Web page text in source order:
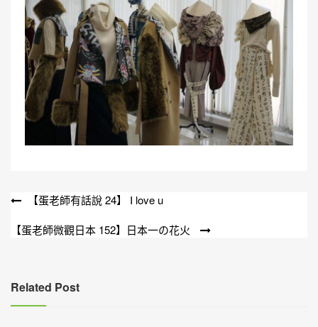
文
章
【蛋老師有話說 24】 I love u
【蛋老師微觀日本 152】日本一の花火
Related Post